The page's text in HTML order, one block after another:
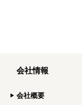
会社情報
会社概要